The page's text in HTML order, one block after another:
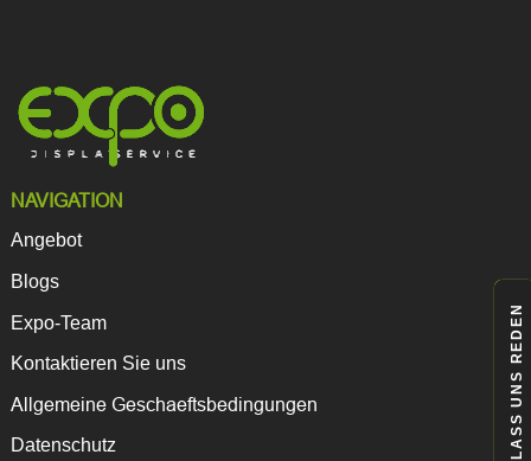
Optionen
können
auf
der
Produktseite
gewählt
werden
LASS UNS REDEN
NAVIGATION
Angebot
Blogs
Expo-Team
Kontaktieren Sie uns
Allgemeine Geschaeftsbedingungen
Datenschutz